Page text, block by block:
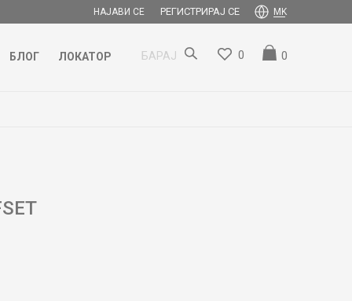
НАЈАВИ СЕ РЕГИСТРИРАЈ СЕ MK
БЛОГ ЛОКАТОР БАРАЈ 0
0